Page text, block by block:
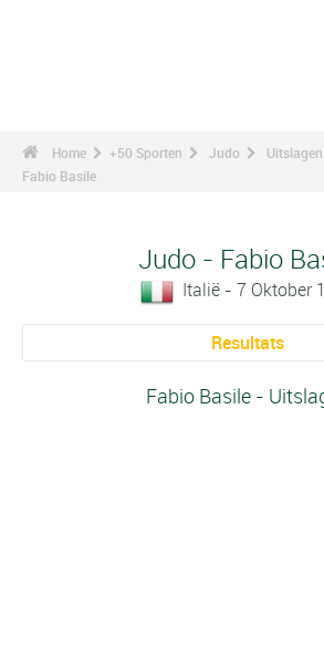
Home +50 Sporten Judo
Fabio Basile
Judo - Fabio
Italië - 7 Oktober
Resultats
Fabio Basile -